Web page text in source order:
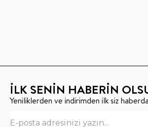
İLK SENİN HABERİN
Yeniliklerden ve indirimden ilk siz